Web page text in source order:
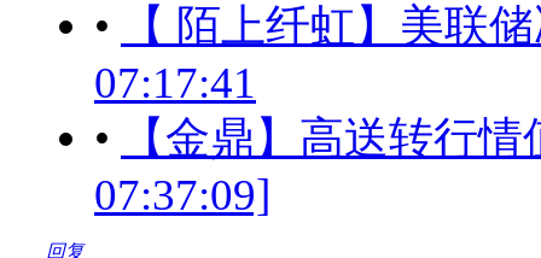
•
【 陌上纤虹】美联
07:17:41
•
【金鼎】高送转行
07:37:09]
回复